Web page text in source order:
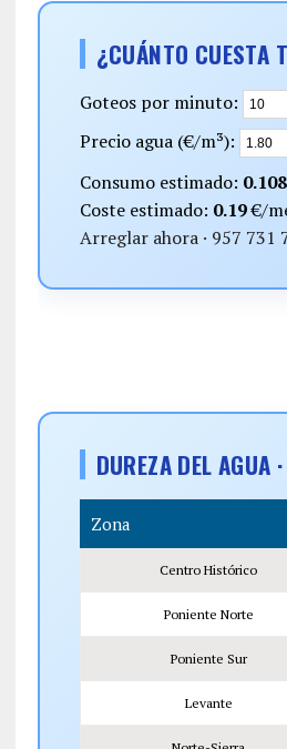
¿CUÁNTO CUESTA
Goteos por minuto:
Precio agua (€/m³):
Consumo estimado: 0.108
Coste estimado: 0.19€/
Arreglar ahora · 957 731
DUREZA DEL AGUA
Zona
Centro Histórico
Poniente Norte
Poniente Sur
Levante